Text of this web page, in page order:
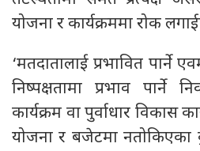
योजना र कार्यक्रममा रोक
‘मतदातालाई प्रभावित पार्ने
निष्पक्षतामा प्रभाव पार्ने
कार्यक्रम वा पुर्वाधार विकास
योजना र बजेटमा